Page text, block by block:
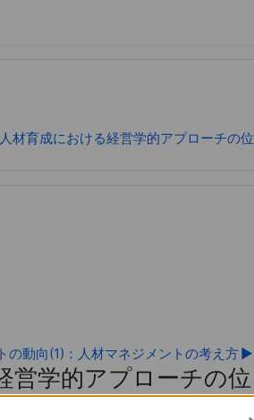
材育成における経営学的アプローチの
の動向(1)：人材マネジメントの考え方▶︎
営学的アプローチの位